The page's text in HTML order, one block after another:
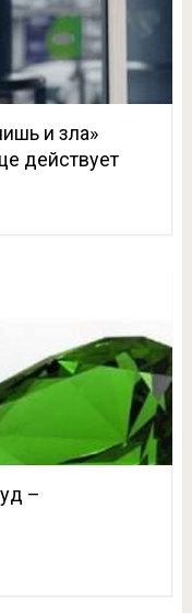
и зла»
действует
–